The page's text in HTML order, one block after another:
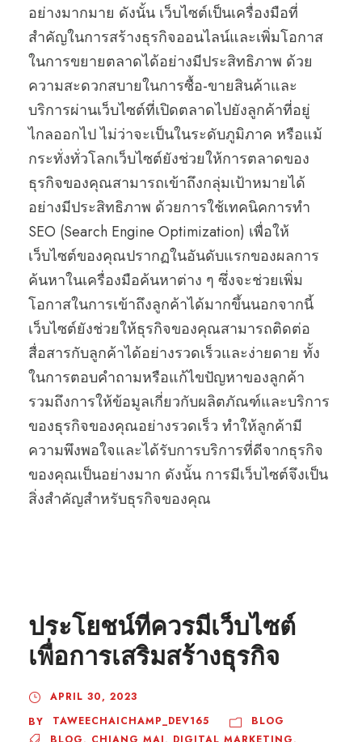
อย่างมากมาย ดังนั้น เว็บไซต์เป็นเครื่องมือที่
สำคัญในการสร้างธุรกิจออนไลน์และเพิ่มโอกาส
ในการขยายตลาดได้อย่างมีประสิทธิภาพ ด้วย
ความสะดวกสบายในการซื้อ-ขายสินค้าและ
บริการผ่านเว็บไซต์ที่เปิดตลาดไปยังลูกค้าที่อยู่
ไกลออกไป ไม่ว่าจะเป็นในระดับภูมิภาค หรือแม้
กระทั่งทั่วโลกเว็บไซต์ยังช่วยให้การตลาดของ
ธุรกิจของคุณสามารถเข้าถึงกลุ่มเป้าหมายได้
อย่างมีประสิทธิภาพ ด้วยการใช้เทคนิคการทำ
SEO (Search Engine Optimization) เพื่อให้
เว็บไซต์ของคุณปรากฏในอันดับแรกของผลการ
ค้นหาในเครื่องมือค้นหาต่าง ๆ ซึ่งจะช่วยเพิ่ม
โอกาสในการเข้าถึงลูกค้าได้มากขึ้นนอกจากนี้
เว็บไซต์ยังช่วยให้ธุรกิจของคุณสามารถติดต่อ
สื่อสารกับลูกค้าได้อย่างรวดเร็วและง่ายดาย ทั้ง
ในการตอบคำถามหรือแก้ไขปัญหาของลูกค้า
รวมถึงการให้ข้อมูลเกี่ยวกับผลิตภัณฑ์และบริการ
ของธุรกิจของคุณอย่างรวดเร็ว ทำให้ลูกค้ามี
ความพึงพอใจและได้รับการบริการที่ดีจากธุรกิจ
ของคุณเป็นอย่างมาก ดังนั้น การมีเว็บไซต์จึงเป็น
สิ่งสำคัญสำหรับธุรกิจของคุณ
ประโยชน์ที่ควรมีเว็บไซต์
เพื่อการเสริมสร้างธุรกิจ
APRIL 30, 2023
BY
TAWEECHAICHAMP_DEV165
BLOG